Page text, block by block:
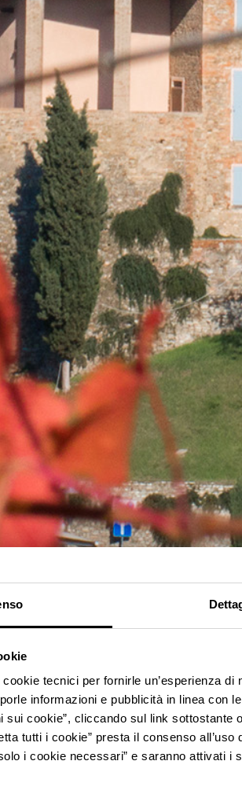
tecnici per fornirle un’esperienza
informazioni e pubblicità in linea con
sui cookie”, cliccando sul link sottostante
tutti i cookie” presta il consenso
i cookie necessari” e saranno attivati
dei siti
NOTIZIE